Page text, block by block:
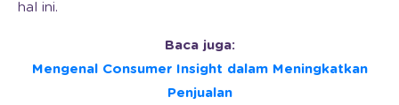
hal ini.
Baca juga:
Mengenal Consumer Insight dalam Meningkatkan
Penjualan